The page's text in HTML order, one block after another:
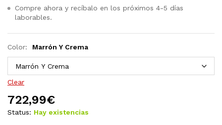
Compre ahora y recíbalo en los próximos 4-5 días
laborables.
Color: Marrón Y Crema
Clear
722,99€
Status: Hay existencias